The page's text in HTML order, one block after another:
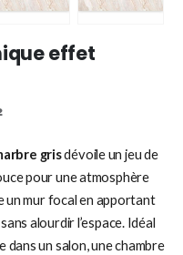
effet
grisdévoile un jeu de
pour une atmosphère
un mur focal en apportant
alourdir l’espace. Idéal
un salon, une chambre